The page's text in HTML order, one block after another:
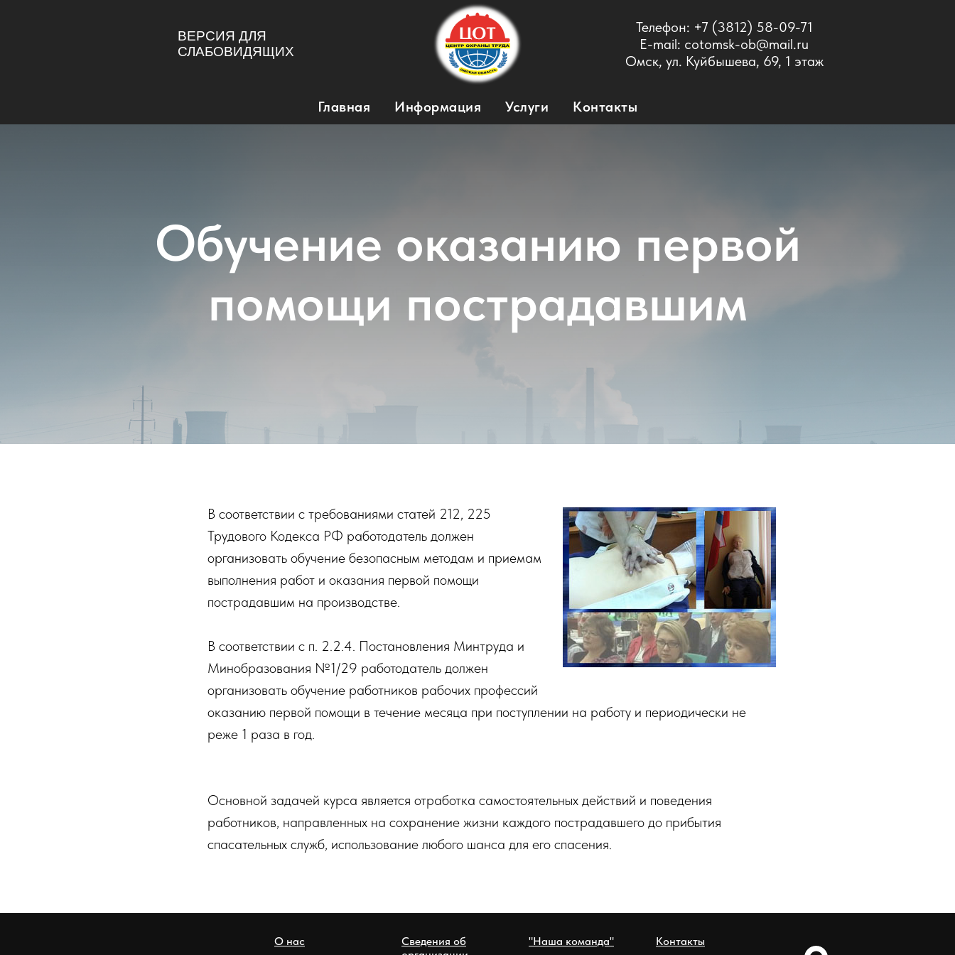
Телефон: +7 (3812) 58-09-71
E-mail: cotomsk-ob@mail.ru
Омск, ул. Куйбышева, 69, 1 этаж
Главная Информация Услуги Контакты
ВЕРСИЯ ДЛЯ
СЛАБОВИДЯЩИХ
Обучение оказанию первой
помощи пострадавшим
В соответствии с требованиями статей 212, 225
Трудового Кодекса РФ работодатель должен
организовать обучение безопасным методам и приемам
выполнения работ и оказания первой помощи
пострадавшим на производстве.
В соответствии с п. 2.2.4. Постановления Минтруда и
Минобразования №1/29 работодатель должен
организовать обучение работников рабочих профессий
оказанию первой помощи в течение месяца при поступлении на работу и периодически не
реже 1 раза в год.
Основной задачей курса является отработка самостоятельных действий и поведения
работников, направленных на сохранение жизни каждого пострадавшего до прибытия
спасательных служб, использование любого шанса для его спасения.
О нас
Сведения об
"Наша команда" Контакты